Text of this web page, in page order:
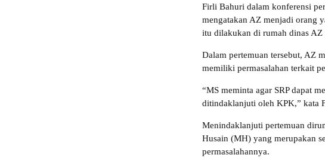
Firli Bahuri dalam konferensi
mengatakan AZ menjadi orang
itu dilakukan di rumah dinas
Dalam pertemuan tersebut, AZ
memiliki permasalahan terkait
“MS meminta agar SRP dapat
ditindaklanjuti oleh KPK,” kata
Menindaklanjuti pertemuan
Husain (MH) yang merupakan
permasalahannya.